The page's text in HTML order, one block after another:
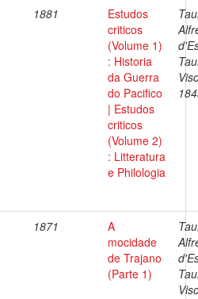
1881
Estudos
criticos
(Volume 1)
: Historia
da Guerra
do Pacifico
| Estudos
criticos
(Volume 2)
: Litteratura
e Philologia
1871
A
mocidade
de Trajano
(Parte 1)